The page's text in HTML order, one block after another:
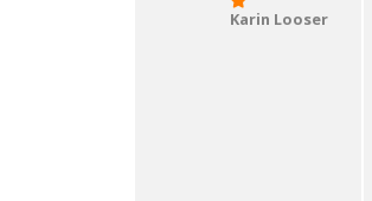
Karin Looser